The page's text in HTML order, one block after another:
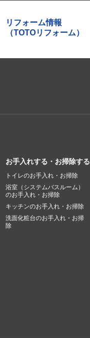
リフォーム情報
（TOTOリフォーム）
お手入れする・お掃除する
トイレのお手入れ・お掃除
浴室（システムバスルーム）
のお手入れ・お掃除
キッチンのお手入れ・お掃除
洗面化粧台のお手入れ・お掃
除